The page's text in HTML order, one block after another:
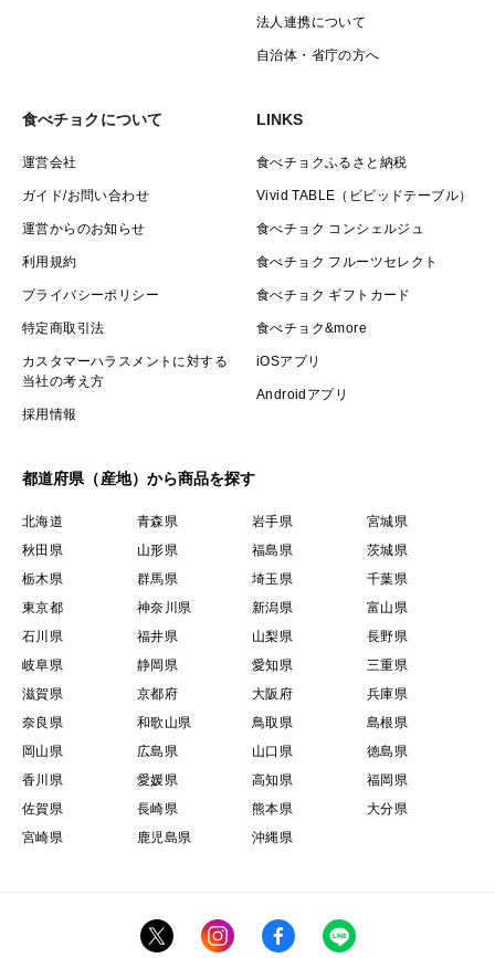
法人連携について
自治体・省庁の方へ
食べチョクについて
運営会社
ガイド/お問い合わせ
運営からのお知らせ
利用規約
プライバシーポリシー
特定商取引法
カスタマーハラスメントに対する
当社の考え方
採用情報
LINKS
食べチョクふるさと納税
Vivid TABLE（ビビッドテーブル）
食べチョク コンシェルジュ
食べチョク フルーツセレクト
食べチョク ギフトカード
食べチョク&more
iOSアプリ
Androidアプリ
都道府県（産地）から商品を探す
北海道 青森県 岩手県
宮城県
秋田県
山形県 福島県
茨城県
栃木県
群馬県 埼玉県
千葉県
東京都
神奈川県 新潟県
富山県
石川県
福井県 山梨県
長野県
岐阜県
静岡県 愛知県
三重県
滋賀県
京都府 大阪府
兵庫県
奈良県
和歌山県 鳥取県
島根県
岡山県
広島県 山口県
徳島県
香川県
愛媛県 高知県
福岡県
佐賀県
長崎県 熊本県
大分県
宮崎県
鹿児島県 沖縄県